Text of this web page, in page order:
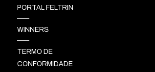
PORTAL FELTRIN
WINNERS
TERMO DE
CONFORMIDADE